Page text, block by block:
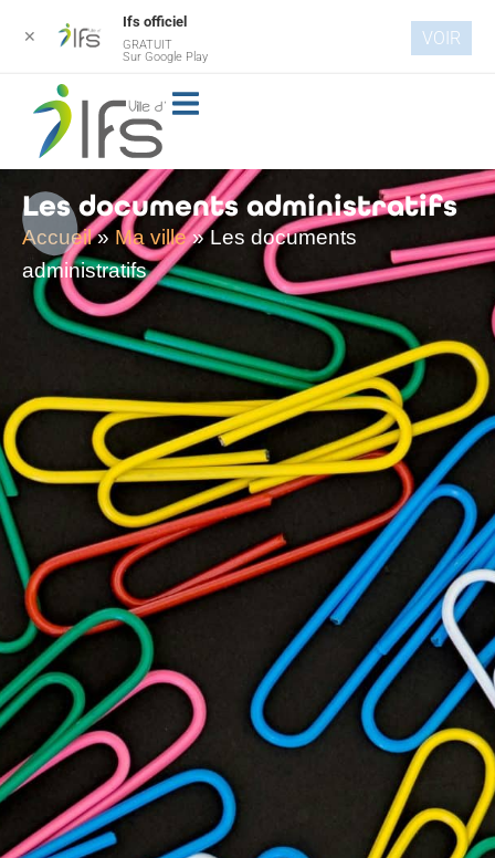
principal
Les documents administratifs
Accueil» Ma ville»Les documents
administratifs
✕
Ifs officiel
GRATUIT
Sur Google Play
VOIR